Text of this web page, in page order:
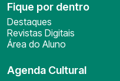
Fique por dentro
Destaques
Revistas Digitais
Área do Aluno
Agenda Cultural